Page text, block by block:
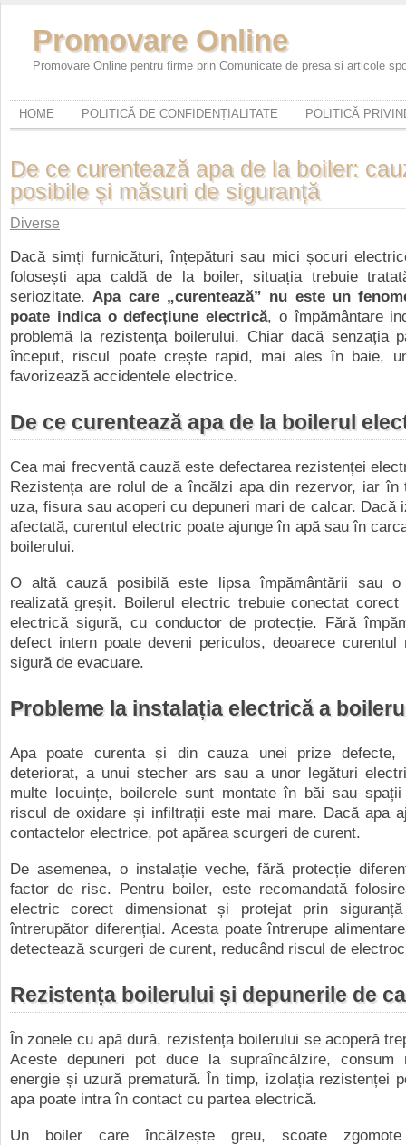
Promovare Online
Promovare Online pentru firme prin Comunicate de presa si articole
HOME POLITICĂ DE CONFIDENȚIALITATE POLITICĂ
De ce curentează apa de la boiler:
posibile și măsuri de siguranță
Diverse
Dacă simți furnicături, înțepături sau mici șocuri
folosești apa caldă de la boiler, situația trebuie
seriozitate.Apa care „curentează” nu este un
poate indica o defecțiune electrică, o împământare
problemă la rezistența boilerului. Chiar dacă senzația
început, riscul poate crește rapid, mai ales în baie,
favorizează accidentele electrice.
De ce curentează apa de la boilerul
Cea mai frecventă cauză este defectarea rezistenței
Rezistența are rolul de a încălzi apa din rezervor, iar în
uza, fisura sau acoperi cu depuneri mari de calcar. Dacă
afectată, curentul electric poate ajunge în apă sau în
boilerului.
O altă cauză posibilă este lipsa împământării sau o
realizată greșit. Boilerul electric trebuie conectat
electrică sigură, cu conductor de protecție. Fără
defect intern poate deveni periculos, deoarece
sigură de evacuare.
Probleme la instalația electrică a
Apa poate curenta și din cauza unei prize defecte,
deteriorat, a unui stecher ars sau a unor legături
multe locuințe, boilerele sunt montate în băi sau spații
riscul de oxidare și infiltrații este mai mare. Dacă apa
contactelor electrice, pot apărea scurgeri de curent.
De asemenea, o instalație veche, fără protecție
factor de risc. Pentru boiler, este recomandată
electric corect dimensionat și protejat prin
întrerupător diferențial. Acesta poate întrerupe
detectează scurgeri de curent, reducând riscul de
Rezistența boilerului și depunerile de
În zonele cu apă dură, rezistența boilerului se acoperă
Aceste depuneri pot duce la supraîncălzire, consum
energie și uzură prematură. În timp, izolația rezistenței
apa poate intra în contact cu partea electrică.
Un boiler care încălzește greu, scoate zgomote